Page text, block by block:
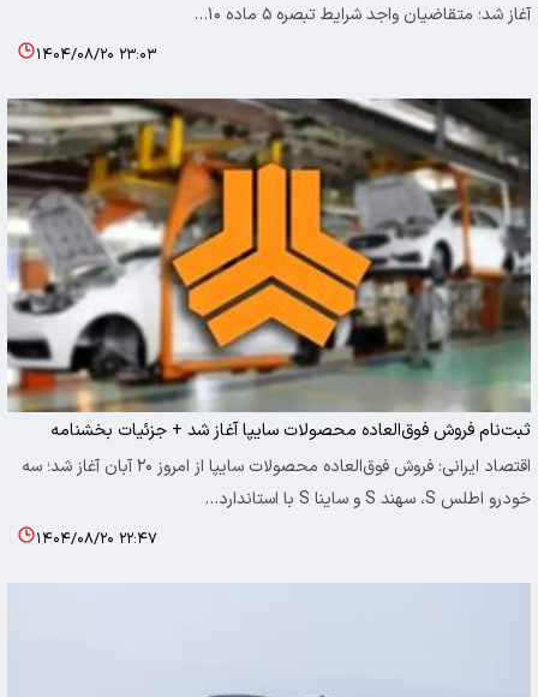
آغاز شد؛ متقاضیان واجد شرایط تبصره ۵ ماده ۱۰…
۱۴۰۴/۰۸/۲۰ ۲۳:۰۳
ثبت‌نام فروش فوق‌العاده محصولات سایپا آغاز شد + جزئیات بخشنامه
اقتصاد ایرانی: فروش فوق‌العاده محصولات سایپا از امروز ۲۰ آبان آغاز شد؛ سه
خودرو اطلس S، سهند S و ساینا S با استاندارد…
۱۴۰۴/۰۸/۲۰ ۲۲:۴۷